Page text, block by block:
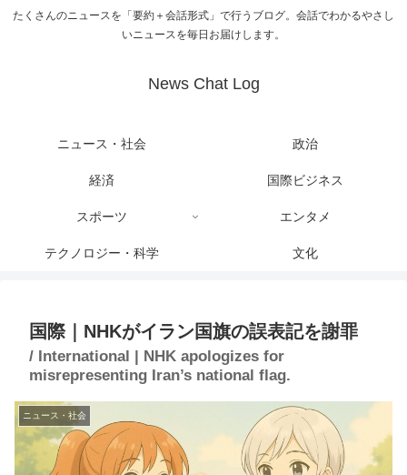
たくさんのニュースを「要約＋会話形式」で行うブログ。会話でわかるやさし
いニュースを毎日お届けします。
News Chat Log
ニュース・社会 政治
経済 国際ビジネス
スポーツ エンタメ
テクノロジー・科学 文化
国際｜NHKがイラン国旗の誤表記を謝罪
/ International | NHK apologizes for
misrepresenting Iran’s national flag.
ニュース・社会